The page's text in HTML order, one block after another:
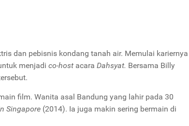
dan pebisnis kondang tanah air. Memulai kariernya
menjadi co-host acara Dahsyat. Bersama Billy
film. Wanita asal Bandung yang lahir pada 30
Singapore (2014). Ia juga makin sering bermain di